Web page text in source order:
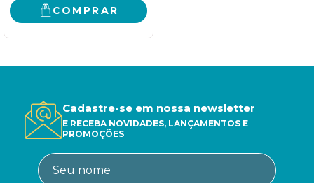
COMPRAR
Cadastre-se em nossa newsletter
E RECEBA NOVIDADES, LANÇAMENTOS E
PROMOÇÕES